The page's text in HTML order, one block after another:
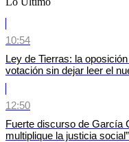
10:54
Ley de Tierras: la
votación sin dejar leer el
12:50
Fuerte discurso de García
multiplique la justicia social”